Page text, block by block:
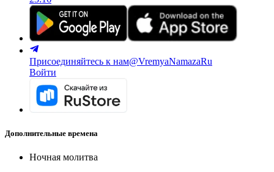
Присоединяйтесь к нам@VremyaNamazaRu
Войти
Дополнительные времена
Ночная молитва